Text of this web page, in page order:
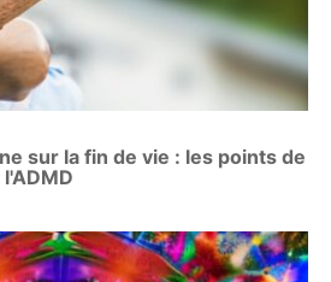
sur la fin de vie : les points de